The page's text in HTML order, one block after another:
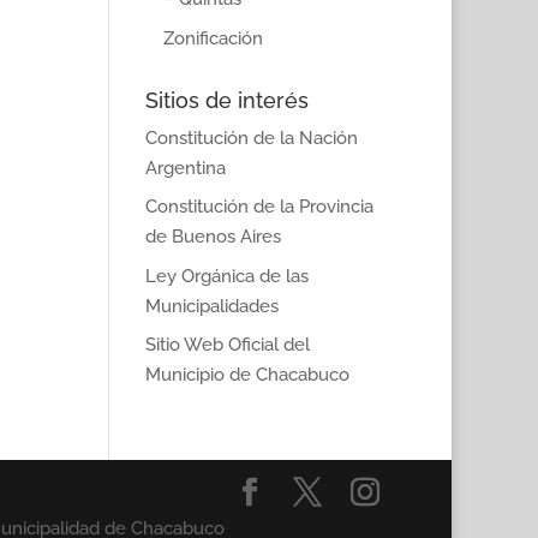
Zonificación
Sitios de interés
Constitución de la Nación
Argentina
Constitución de la Provincia
de Buenos Aires
Ley Orgánica de las
Municipalidades
Sitio Web Oficial del
Municipio de Chacabuco
de Chacabuco